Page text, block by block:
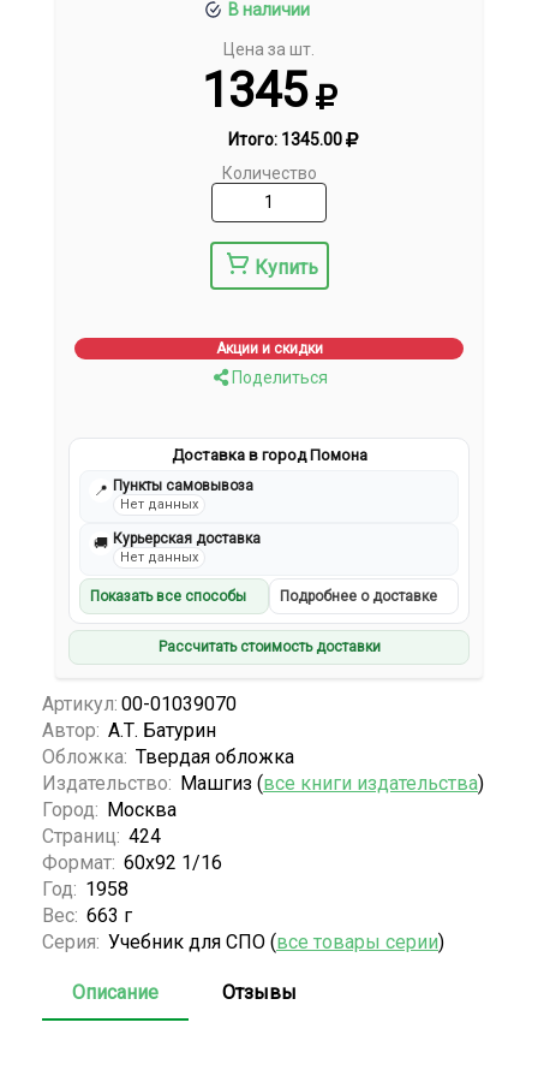
В наличии
Цена за шт.
1345
Итого: 1345.00
Количество
Купить
Акции и скидки
Поделиться
Доставка в город Помона
📍 Пункты самовывоза
Нет данных
🚚 Курьерская доставка
Нет данных
Показать все способы Подробнее о доставке
Рассчитать стоимость доставки
Артикул: 00-01039070
Автор: А.Т. Батурин
Обложка: Твердая обложка
Издательство: Машгиз (все книги издательства)
Город: Москва
Страниц: 424
Формат: 60х92 1/16
Год: 1958
Вес: 663 г
Серия: Учебник для СПО (все товары серии)
Описание Отзывы